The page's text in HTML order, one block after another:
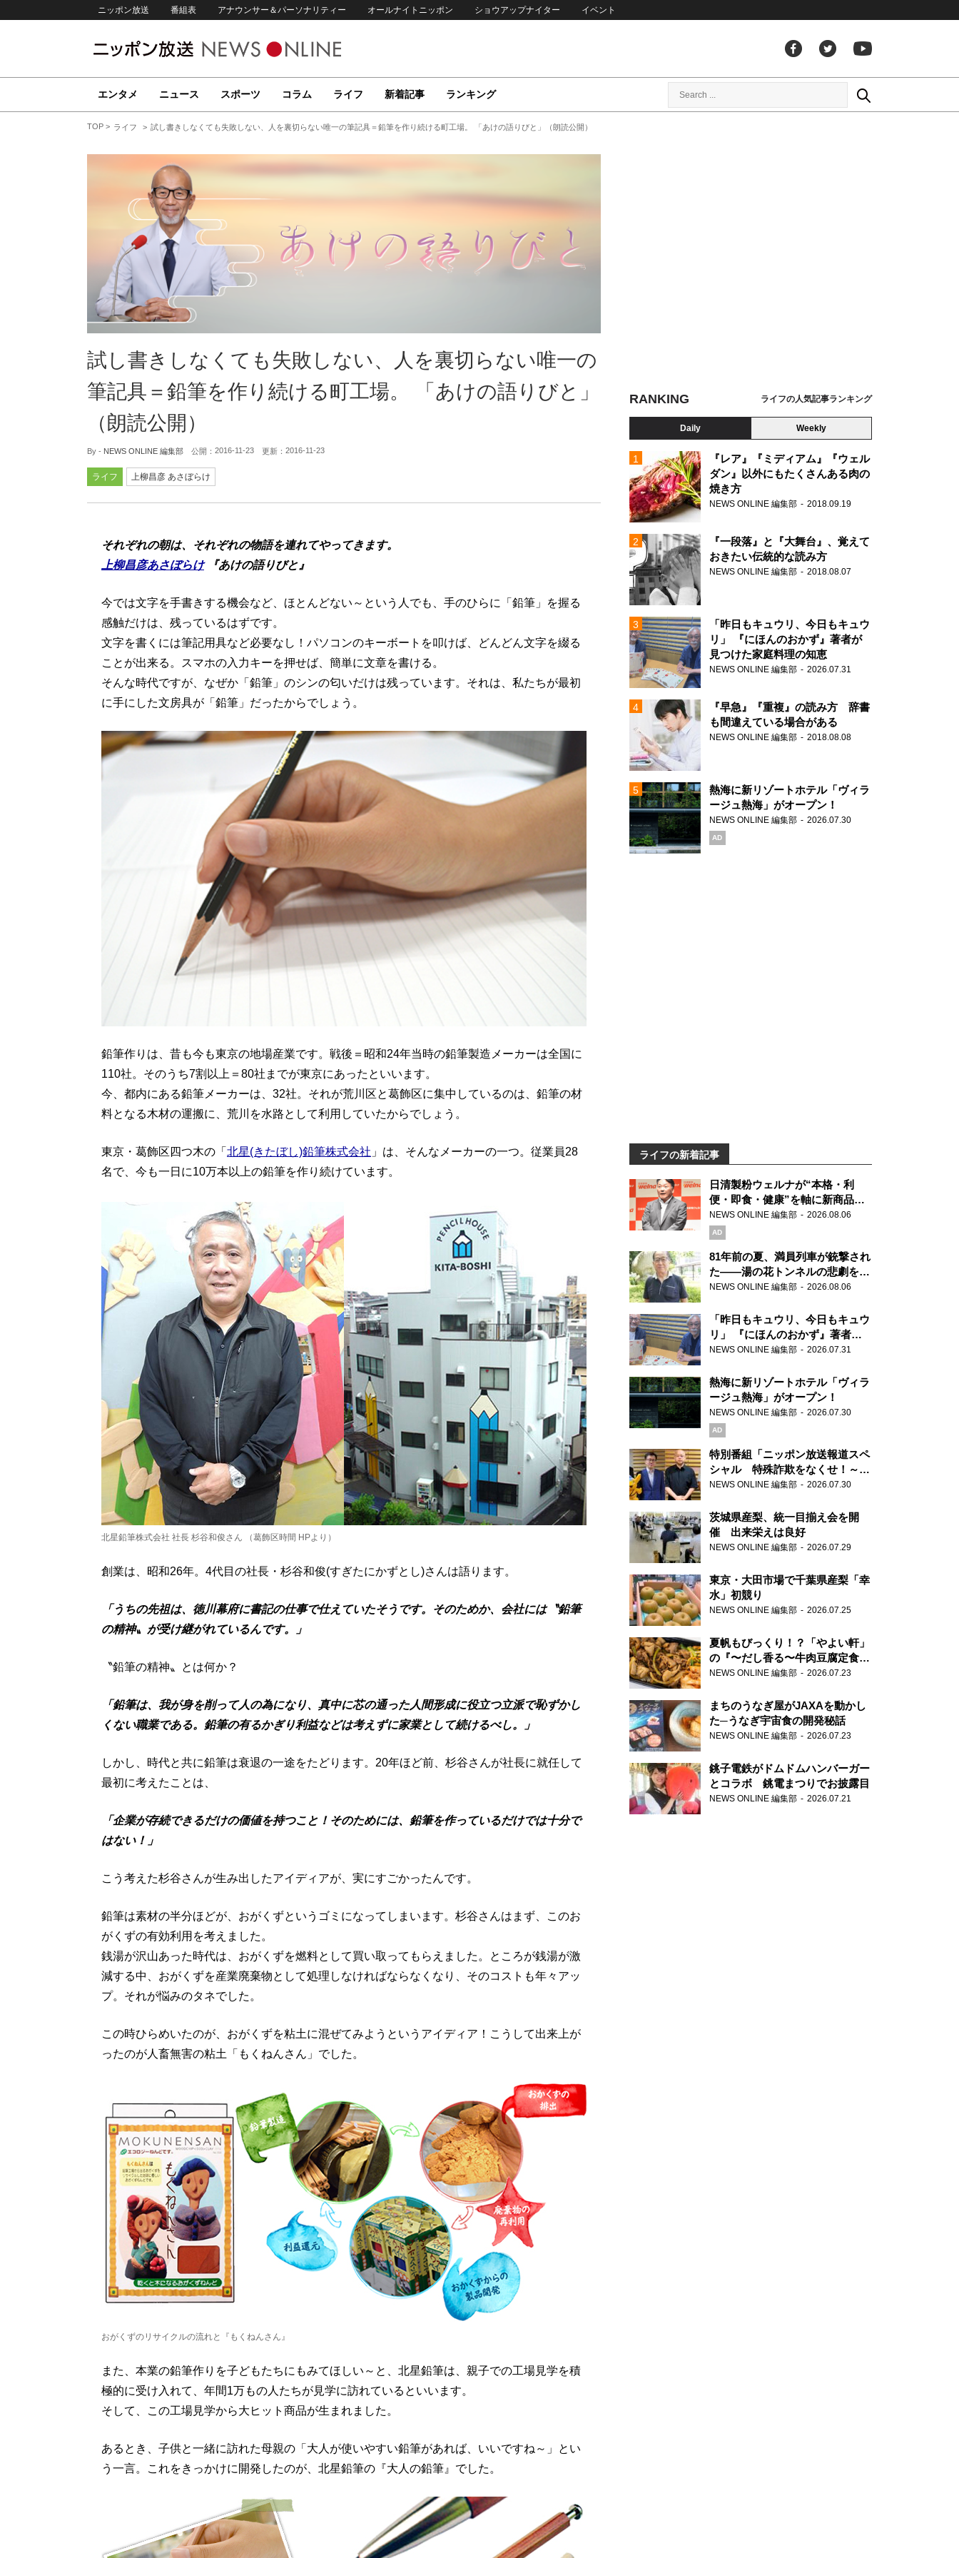
ニッポン放送 番組表 アナウンサー＆パーソナリティー オールナイトニッポン ショウアップナイター イベント
エンタメ ニュース スポーツ コラム ライフ 新着記事 ランキング
TOP ライフ 試し書きしなくても失敗しない、人を裏切らない唯一の筆記具＝鉛筆を作り続ける町工場。 「あけの語りびと」（朗読公開）
試し書きしなくても失敗しない、人を裏切らない唯一の
筆記具＝鉛筆を作り続ける町工場。 「あけの語りびと」
（朗読公開）
By - NEWS ONLINE 編集部 公開： 2016-11-23 更新： 2016-11-23
ライフ 上柳昌彦 あさぼらけ
それぞれの朝は、それぞれの物語を連れてやってきます。
上柳昌彦あさぼらけ『あけの語りびと』
今では文字を手書きする機会など、ほとんどない～という人でも、手のひらに「鉛筆」を握る
感触だけは、残っているはずです。
文字を書くには筆記用具など必要なし！パソコンのキーボートを叩けば、どんどん文字を綴る
ことが出来る。スマホの入力キーを押せば、簡単に文章を書ける。
そんな時代ですが、なぜか「鉛筆」のシンの匂いだけは残っています。それは、私たちが最初
に手にした文房具が「鉛筆」だったからでしょう。
鉛筆作りは、昔も今も東京の地場産業です。戦後＝昭和24年当時の鉛筆製造メーカーは全国に
110社。そのうち7割以上＝80社までが東京にあったといいます。
今、都内にある鉛筆メーカーは、32社。それが荒川区と葛飾区に集中しているのは、鉛筆の材
料となる木材の運搬に、荒川を水路として利用していたからでしょう。
東京・葛飾区四つ木の「 北星(きたぼし)鉛筆株式会社 」は、そんなメーカーの一つ。従業員28
名で、今も一日に10万本以上の鉛筆を作り続けています。
北星鉛筆株式会社 社長 杉谷和俊さん （葛飾区時間 HPより ）
創業は、昭和26年。4代目の社長・杉谷和俊(すぎたにかずとし)さんは語ります。
「うちの先祖は、徳川幕府に書記の仕事で仕えていたそうです。そのためか、会社には〝鉛筆
の精神〟が受け継がれているんです。」
〝鉛筆の精神〟とは何か？
「鉛筆は、我が身を削って人の為になり、真中に芯の通った人間形成に役立つ立派で恥ずかし
くない職業である。鉛筆の有るかぎり利益などは考えずに家業として続けるべし。」
しかし、時代と共に鉛筆は衰退の一途をたどります。20年ほど前、杉谷さんが社長に就任して
最初に考えたことは、
「企業が存続できるだけの価値を持つこと！そのためには、鉛筆を作っているだけでは十分で
はない！」
こう考えた杉谷さんが生み出したアイディアが、実にすごかったんです。
鉛筆は素材の半分ほどが、おがくずというゴミになってしまいます。杉谷さんはまず、このお
がくずの有効利用を考えました。
銭湯が沢山あった時代は、おがくずを燃料として買い取ってもらえました。ところが銭湯が激
減する中、おがくずを産業廃棄物として処理しなければならなくなり、そのコストも年々アッ
プ。それが悩みのタネでした。
この時ひらめいたのが、おがくずを粘土に混ぜてみようというアイディア！こうして出来上が
ったのが人畜無害の粘土「もくねんさん」でした。
おがくずのリサイクルの流れと 『もくねんさん』
また、本業の鉛筆作りを子どもたちにもみてほしい～と、北星鉛筆は、親子での工場見学を積
極的に受け入れて、年間1万もの人たちが見学に訪れているといいます。
そして、この工場見学から大ヒット商品が生まれました。
あるとき、子供と一緒に訪れた母親の「大人が使いやすい鉛筆があれば、いいですね～」とい
う一言。これをきっかけに開発したのが、北星鉛筆の『大人の鉛筆』でした。
RANKING ライフの人気記事ランキング
Daily Weekly
『レア』『ミディアム』『ウェル
ダン』以外にもたくさんある肉の
焼き方
NEWS ONLINE 編集部 2018.09.19
『一段落』と『大舞台』、覚えて
おきたい伝統的な読み方
NEWS ONLINE 編集部 2018.08.07
「昨日もキュウリ、今日もキュウ
リ」 『にほんのおかず』著者が
見つけた家庭料理の知恵
NEWS ONLINE 編集部 2026.07.31
『早急』『重複』の読み方 辞書
も間違えている場合がある
NEWS ONLINE 編集部 2018.08.08
熱海に新リゾートホテル「ヴィラ
ージュ熱海」がオープン！
NEWS ONLINE 編集部 2026.07.30
AD
ライフの新着記事
日清製粉ウェルナが“本格・利
便・即食・健康”を軸に新商品を
展開 「マ・マー」「青の洞窟」
ブランドを強化
NEWS ONLINE 編集部 2026.08.06
AD
81年前の夏、満員列車が銃撃され
た――湯の花トンネルの悲劇を語
り継ぐ男性
NEWS ONLINE 編集部 2026.08.06
「昨日もキュウリ、今日もキュウ
リ」 『にほんのおかず』著者が
見つけた家庭料理の知恵
NEWS ONLINE 編集部 2026.07.31
熱海に新リゾートホテル「ヴィラ
ージュ熱海」がオープン！
NEWS ONLINE 編集部 2026.07.30
AD
特別番組「ニッポン放送報道スペ
シャル 特殊詐欺をなくせ！～被
害者・加害者・警視庁が語るトク
NEWS ONLINE 編集部 2026.07.30
茨城県産梨、統一目揃え会を開
催 出来栄えは良好
NEWS ONLINE 編集部 2026.07.29
東京・大田市場で千葉県産梨「幸
水」初競り
NEWS ONLINE 編集部 2026.07.25
夏帆もびっくり！？「やよい軒」
の『〜だし香る〜牛肉豆腐定食』
が香り高すぎる
NEWS ONLINE 編集部 2026.07.23
まちのうなぎ屋がJAXAを動かし
た─うなぎ宇宙食の開発秘話
NEWS ONLINE 編集部 2026.07.23
銚子電鉄がドムドムハンバーガー
とコラボ 銚電まつりでお披露目
NEWS ONLINE 編集部 2026.07.21